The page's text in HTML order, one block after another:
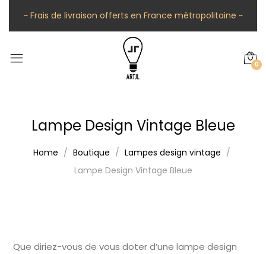
~ Frais de livraison offerts en France métropolitaine ~
0
Lampe Design Vintage Bleue
Home Boutique
Lampes design vintage
Lampe Design Vintage Bleue
Que diriez-vous de vous doter d’une lampe design